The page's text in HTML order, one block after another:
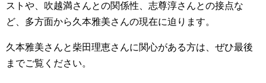
ストや、吹越満さんとの関係性、志尊淳さんとの接点な
ど、多方面から久本雅美さんの現在に迫ります。
久本雅美さんと柴田理恵さんに関心がある方は、ぜひ最後
までご覧ください。